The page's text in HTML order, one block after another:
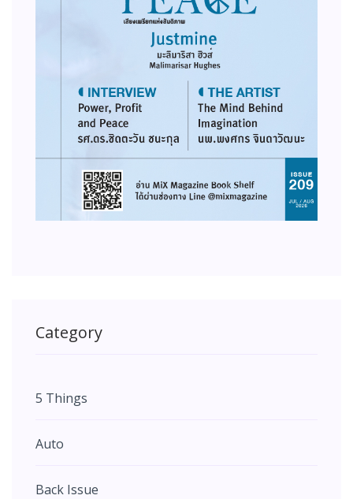
Category
5 Things
Auto
Back Issue